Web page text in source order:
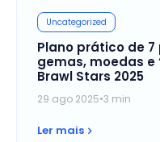
Uncategorized
Plano prático de
gemas, moedas e
Brawl Stars 2025
29 ago 2025•3 min
Ler mais